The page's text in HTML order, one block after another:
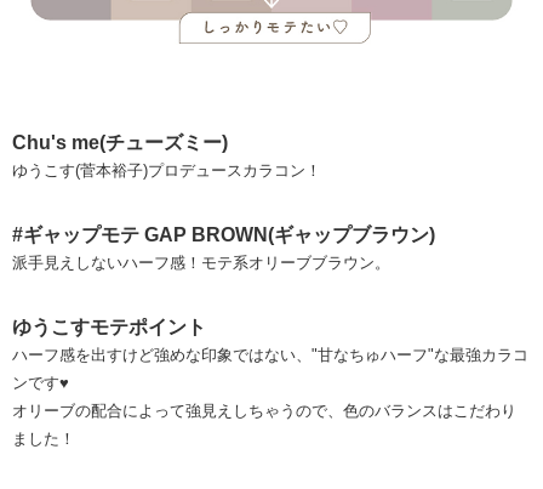
Chu's me(チューズミー)
ゆうこす(菅本裕子)プロデュースカラコン！
#ギャップモテ GAP BROWN(ギャップブラウン)
派手見えしないハーフ感！モテ系オリーブブラウン。
ゆうこすモテポイント
ハーフ感を出すけど強めな印象ではない、"甘なちゅハーフ"な最強カラコ
ンです♥
オリーブの配合によって強見えしちゃうので、色のバランスはこだわり
ました！